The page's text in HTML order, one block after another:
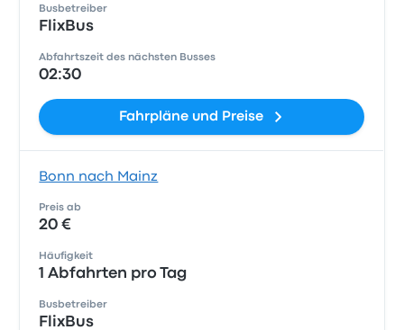
Busbetreiber
FlixBus
Abfahrtszeit des nächsten Busses
02:30
Fahrpläne und Preise
Bonn nach Mainz
Preis ab
20 €
Häufigkeit
1 Abfahrten pro Tag
Busbetreiber
FlixBus